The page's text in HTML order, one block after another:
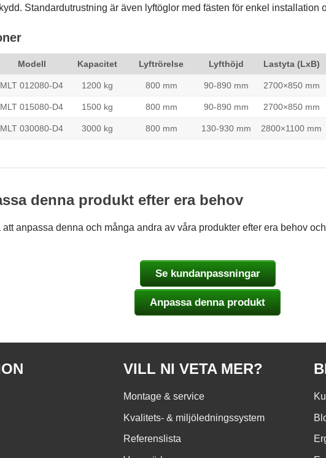
Standardutrustning är även lyftöglor med fästen för enkel installation
Modell Kapacitet Lyftrörelse Lyfthöjd Lastyta (LxB)
MLT 012080-D4 1200 kg 800 mm 90-890 mm 2700×850 mm
MLT 015080-D4 1500 kg 800 mm 90-890 mm 2700×850 mm
MLT 030080-D4 3000 kg 800 mm 130-930 mm 2800×1100 mm
denna produkt efter era behov
anpassa denna och många andra av våra produkter efter era behov
Se kundanpassningar
Anpassa denna produkt
VILL NI VETA MER?
Montage & service
Kvalitets- & miljöledningssystem
Referenslista